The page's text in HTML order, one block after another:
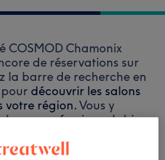
COSMOD Chamonix
de réservations sur
la barre de recherche en
découvrir les salons
votre région.Vous y
professionnels bien